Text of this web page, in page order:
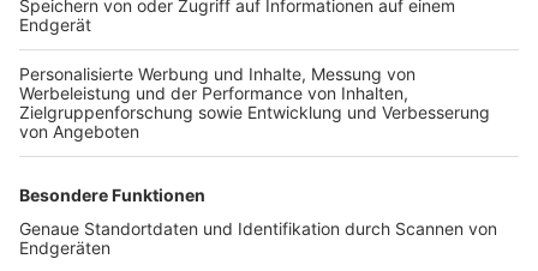
TOP-VEREINE
TOP-PARTNER